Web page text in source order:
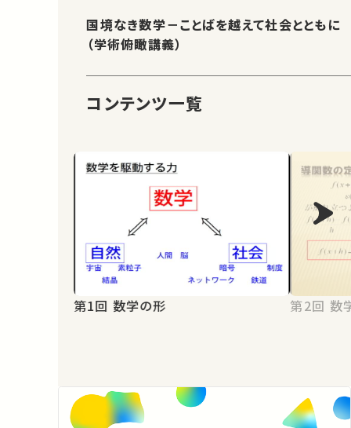
国境なき数学－ことばを越えて社会とともに
（学術俯瞰講義）
コンテンツ一覧
第1回 数学の形 第2